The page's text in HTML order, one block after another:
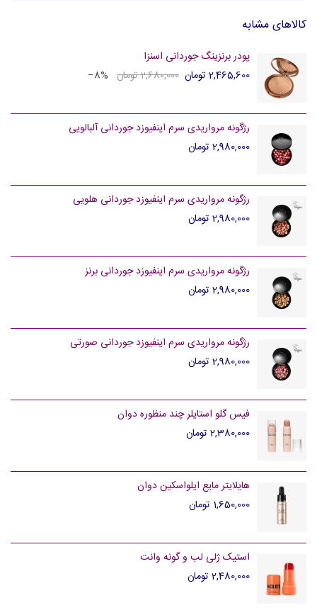
کالاهای مشابه
پودر برنزینگ جوردانی اسنزا
2,465,600 تومان
2,680,000 تومان ‎−8%
رژگونه مرواریدی سرم اینفیوزد جوردانی آلبالویی
2,980,000 تومان
رژگونه مرواریدی سرم اینفیوزد جوردانی هلویی
2,980,000 تومان
رژگونه مرواریدی سرم اینفیوزد جوردانی برنز
2,980,000 تومان
رژگونه مرواریدی سرم اینفیوزد جوردانی صورتی
2,980,000 تومان
فیس گلو استایلر چند منظوره دوان
2,380,000 تومان
هایلایتر مایع ایلواسکین دوان
1,650,000 تومان
استیک ژلی لب و گونه وانت
2,480,000 تومان